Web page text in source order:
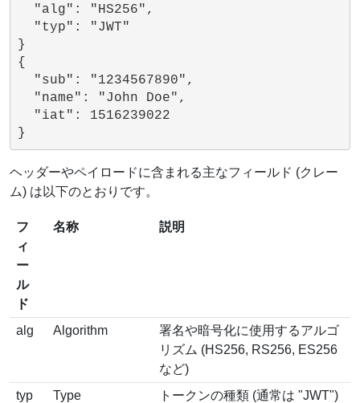
  "alg": "HS256",
  "typ": "JWT"
}
{
  "sub": "1234567890",
  "name": "John Doe",
  "iat": 1516239022
ヘッダーやペイロードに含まれる主なフィールド (クレー
ム) は以下のとおりです。
フ
ィ
ー
ル
ド
名称 説明
alg Algorithm
署名や暗号化に使用するアルゴ
リズム (HS256, RS256, ES256
など)
typ
Type
トークンの種類 (通常は "JWT")